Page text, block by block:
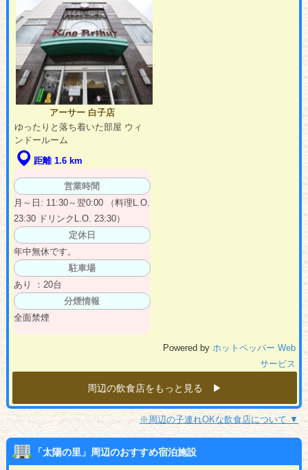
アーサー 白子店
ゆったりと落ち着いた部屋 ウィ
ンドールーム
距離 1.6 km
営業時間
月～日: 11:30～翌0:00 （料理L.O.
23:30 ドリンクL.O. 23:30）
定休日
年中無休です。
駐車場
あり ：20台
分煙情報
全面禁煙
Powered by ホットペッパー Web
サービス
周辺の飲食店をもっと見る ▶︎
※周辺の子連れOKな飲食店について ▼
「太陽の里」周辺のおすすめ宿泊施設